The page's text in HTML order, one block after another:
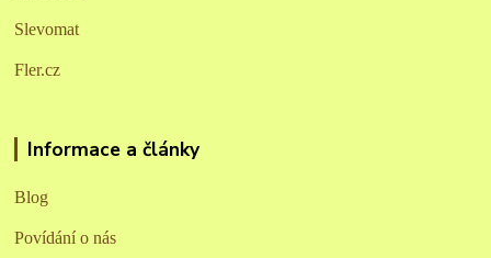
Slevomat
Fler.cz
Informace a články
Blog
Povídání o nás